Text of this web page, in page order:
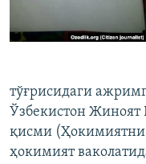
тўғрисидаги
Ўзбекистон Жиноят
қисми
ҳокимият